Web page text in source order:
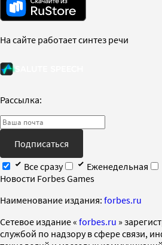
На сайте работает синтез речи
Рассылка:
Подписаться
Все сразу
Еженедельная
Новости Forbes Games
Наименование издания: forbes.ru
Cетевое издание « forbes.ru »
службой по надзору в сфере связи,